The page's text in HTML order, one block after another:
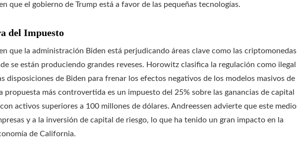
que el gobierno de Trump está a favor de las pequeñas tecnologías.
del Impuesto
que la administración Biden está perjudicando áreas clave como las criptomonedas
se están produciendo grandes reveses. Horowitz clasifica la regulación como ilegal
disposiciones de Biden para frenar los efectos negativos de los modelos masivos de
más controvertida es un impuesto del 25% sobre las ganancias de capital
activos superiores a 100 millones de dólares. Andreessen advierte que este medio
y a la inversión de capital de riesgo, lo que ha tenido un gran impacto en la
de California.